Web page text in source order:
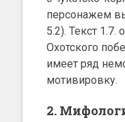
персонажем
5.2). Текст
Охотского
имеет ряд
мотивировку.
2.